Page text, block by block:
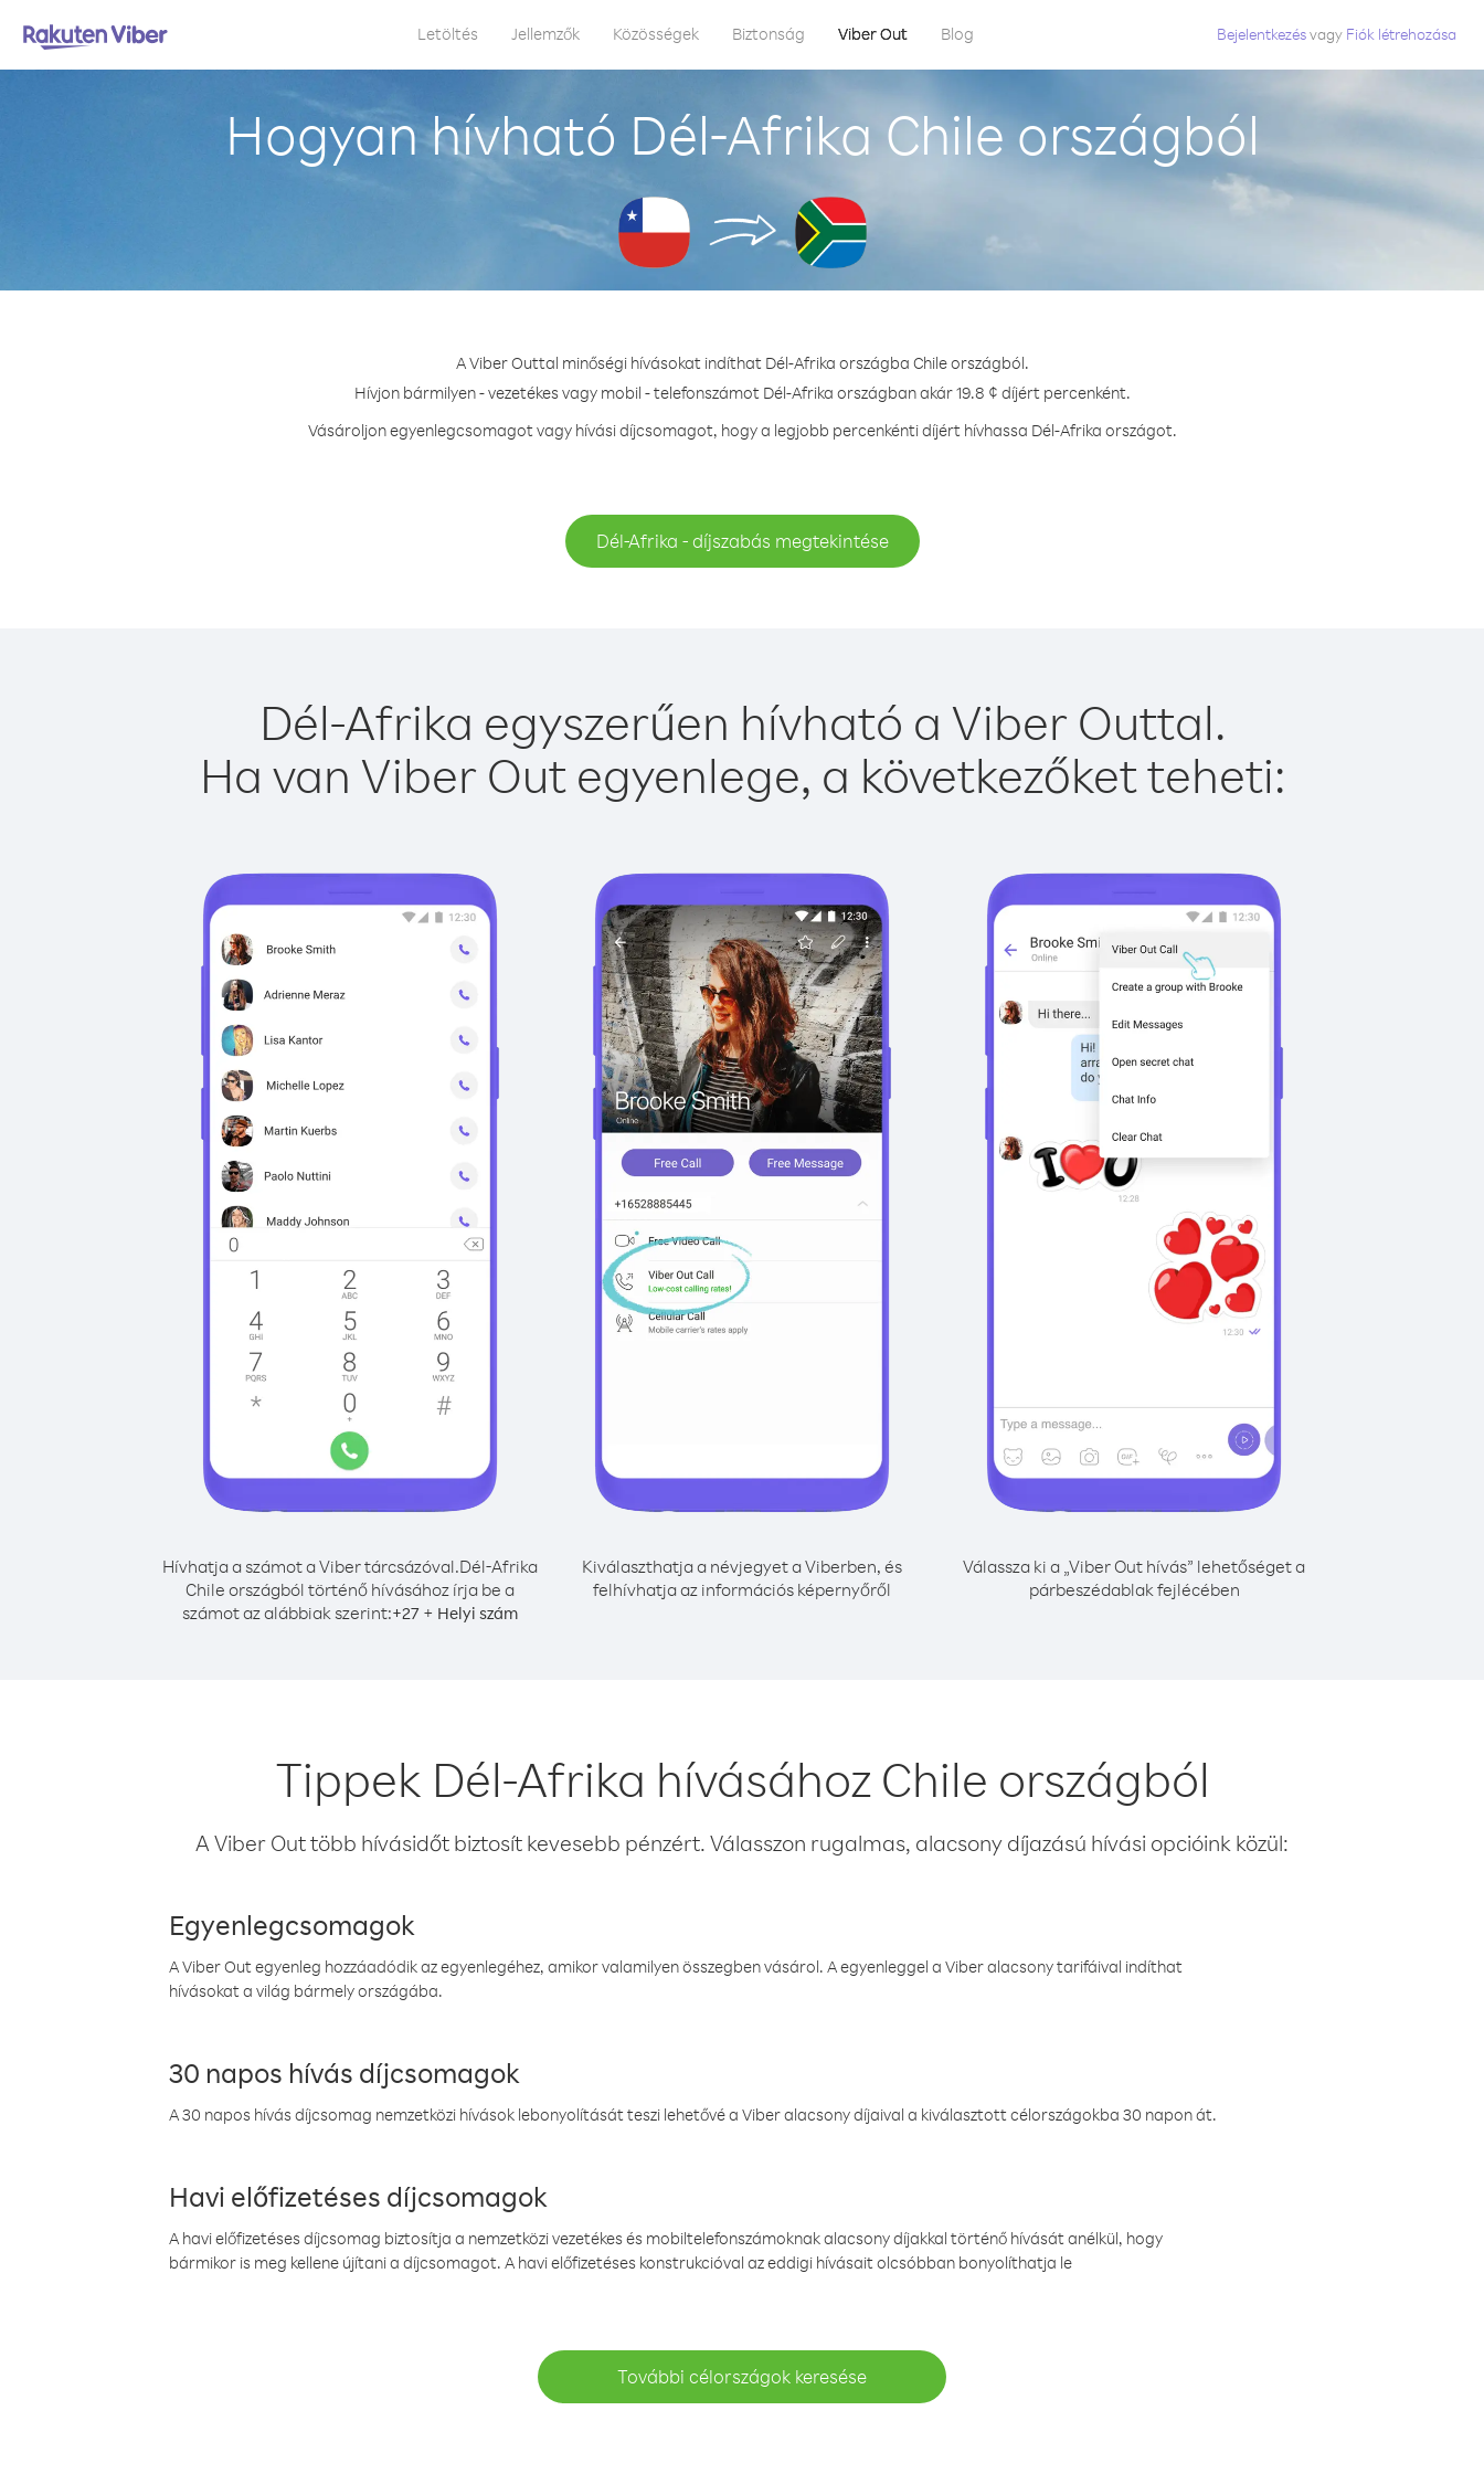
Letöltés Jellemzők Közösségek Biztonság Viber Out Blog Bejelentkezésvagy Fiók létrehozása
Hogyan hívható Dél-Afrika Chile országból
A Viber Outtal minőségi hívásokat indíthat Dél-Afrika országba Chile országból.
Hívjon bármilyen - vezetékes vagy mobil - telefonszámot Dél-Afrika országban akár 19.8 ¢ díjért percenként.
Vásároljon egyenlegcsomagot vagy hívási díjcsomagot, hogy a legjobb percenkénti díjért hívhassa Dél-Afrika országot.
Dél-Afrika - díjszabás megtekintése
Dél-Afrika egyszerűen hívható a Viber Outtal.
Ha van Viber Out egyenlege, a következőket teheti:
Hívhatja a számot a Viber tárcsázóval.Dél-Afrika
Chile országból történő hívásához írja be a
számot az alábbiak szerint:+27 + Helyi szám
Kiválaszthatja a névjegyet a Viberben, és
felhívhatja az információs képernyőről
Válassza ki a „Viber Out hívás” lehetőséget a
párbeszédablak fejlécében
Tippek Dél-Afrika hívásához Chile országból
A Viber Out több hívásidőt biztosít kevesebb pénzért. Válasszon rugalmas, alacsony díjazású hívási opcióink közül:
Egyenlegcsomagok
A Viber Out egyenleg hozzáadódik az egyenlegéhez, amikor valamilyen összegben vásárol. A egyenleggel a Viber alacsony tarifáival indíthat
hívásokat a világ bármely országába.
30 napos hívás díjcsomagok
A 30 napos hívás díjcsomag nemzetközi hívások lebonyolítását teszi lehetővé a Viber alacsony díjaival a kiválasztott célországokba 30 napon át.
Havi előfizetéses díjcsomagok
A havi előfizetéses díjcsomag biztosítja a nemzetközi vezetékes és mobiltelefonszámoknak alacsony díjakkal történő hívását anélkül, hogy
bármikor is meg kellene újítani a díjcsomagot. A havi előfizetéses konstrukcióval az eddigi hívásait olcsóbban bonyolíthatja le
További célországok keresése